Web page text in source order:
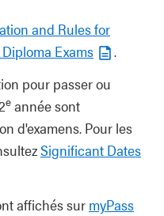
and Rules for
Exams
.
pour passer ou
e année sont
d'examens. Pour les
Significant Dates
affichés surmyPass